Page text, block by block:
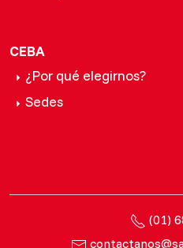
CEBA
¿Por qué elegirnos?
Sedes
(01)